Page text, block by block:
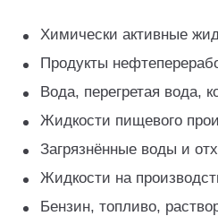
Химически активные
Продукты
Вода, перегретая вода,
Жидкости пищевого
Загрязнённые воды и
Жидкости на
Бензин, топливо,